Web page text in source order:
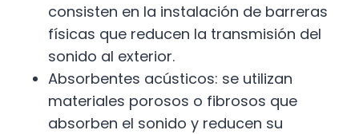
consisten en la instalación de barreras
físicas que reducen la transmisión del
sonido al exterior.
Absorbentes acústicos: se utilizan
materiales porosos o fibrosos que
absorben el sonido y reducen su